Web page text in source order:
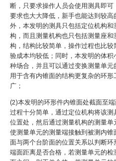
断，只要求操作人员会使用测具即
要求也大大降低，新手也能达到较高
外，本发明的测具只包括定位机构和
构，而且测量机构也只包括测量座和
构，结构比较简单，操作过程也比较
验成本均较低；同时，本发明的体积
种场合，并且可以通过变换测量单元
用于含有内锥面的结构更复杂的环形
广；
(2)本发明的环形件内锥面处截面至
过程十分简单，通过定位机构将该测
位置处，然后通过测量机构的测量单
使测量单元的测量端接触到被测内锥
面与两个台阶面的位置关系以判断环
端面距离是否合格，若测量单元的检